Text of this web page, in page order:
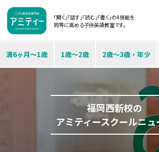
「聞く」「話す」「読む」「書く」の4技能を
同等に高める子供英語教室です。
満6ヶ月～1歳 1歳～2歳 2歳～3歳・年少
福岡西新校の
アミティースクールニュ